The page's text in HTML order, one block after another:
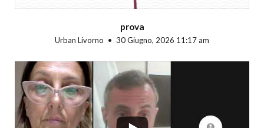
prova
Urban Livorno 30 Giugno, 2026 11:17 am